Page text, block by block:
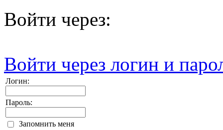
Войти через:
Войти через логин и
Логин:
Пароль:
Запомнить меня